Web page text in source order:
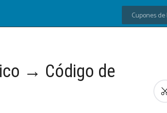
→ Código de